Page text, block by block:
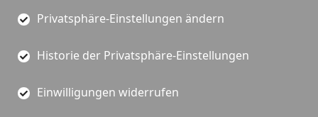
Privatsphäre-Einstellungen ändern
Historie der Privatsphäre-Einstellungen
Einwilligungen widerrufen